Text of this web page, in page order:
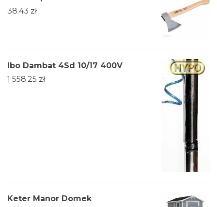
38.43 zł
Ibo Dambat 4Sd 10/17 400V
1 558.25 zł
Keter Manor Domek